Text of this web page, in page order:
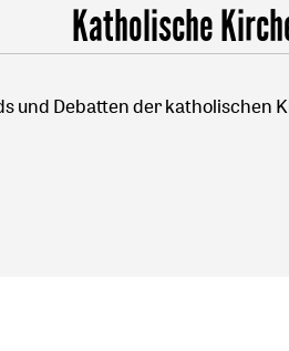
Katholische
und Debatten der katholischen